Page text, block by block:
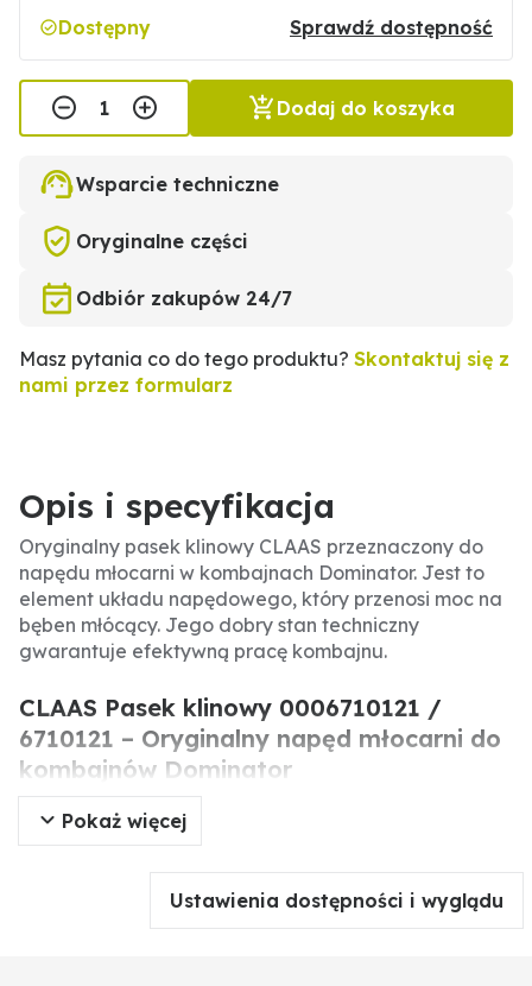
Dostępny Sprawdź dostępność
Dodaj do koszyka
Wsparcie techniczne
Oryginalne części
Odbiór zakupów 24/7
Masz pytania co do tego produktu? Skontaktuj się z
nami przez formularz
Opis i specyfikacja
Oryginalny pasek klinowy CLAAS przeznaczony do
napędu młocarni w kombajnach Dominator. Jest to
element układu napędowego, który przenosi moc na
bęben młócący. Jego dobry stan techniczny
gwarantuje efektywną pracę kombajnu.
CLAAS Pasek klinowy 0006710121 /
6710121 – Oryginalny napęd młocarni do
kombajnów Dominator
Oryginalny pasek klinowy CLAAS to 3-rzędowy
element napędowy stosowany w kombajnach z serii
Dominator. Odpowiada za przeniesienie napędu na
młocarnię, co jest kluczowe dla procesu omłotu.
Wymiana zużytego paska na oryginalny przywraca
Pokaż więcej
Ustawienia dostępności i wyglądu